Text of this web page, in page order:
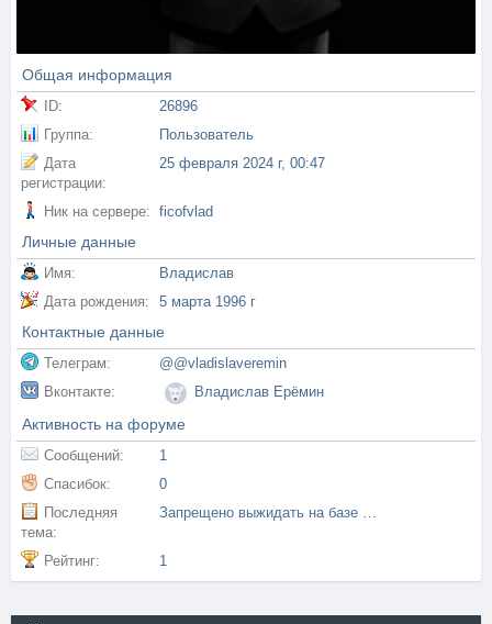
Общая информация
ID:
26896
Группа:
Пользователь
Дата
регистрации:
25 февраля 2024 г, 00:47
Ник на сервере: ficofvlad
Личные данные
Имя:
Владислав
Дата рождения:
5 марта 1996 г
Контактные данные
Телеграм:
@@vladislaveremin
Вконтакте:
Владислав Ерёмин
Активность на форуме
Сообщений:
1
Спасибок:
0
Последняя
тема:
Запрещено выжидать на базе противника
Рейтинг: 1